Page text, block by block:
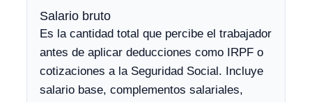
Salario bruto
Es la cantidad total que percibe el trabajador
antes de aplicar deducciones como IRPF o
cotizaciones a la Seguridad Social. Incluye
salario base, complementos salariales,